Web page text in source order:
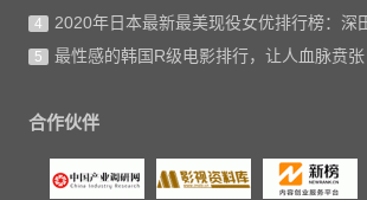
4 2020年日本最新最美现役女优排行榜：深
5 最性感的韩国R级电影排行，让人血脉贲张
合作伙伴